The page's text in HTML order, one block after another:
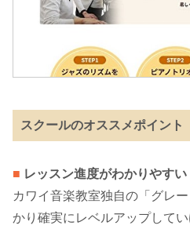
スクールのオススメポイント
■ レッスン進度がわかりやすい
カワイ音楽教室独自の「グレ
かり確実にレベルアップしてい